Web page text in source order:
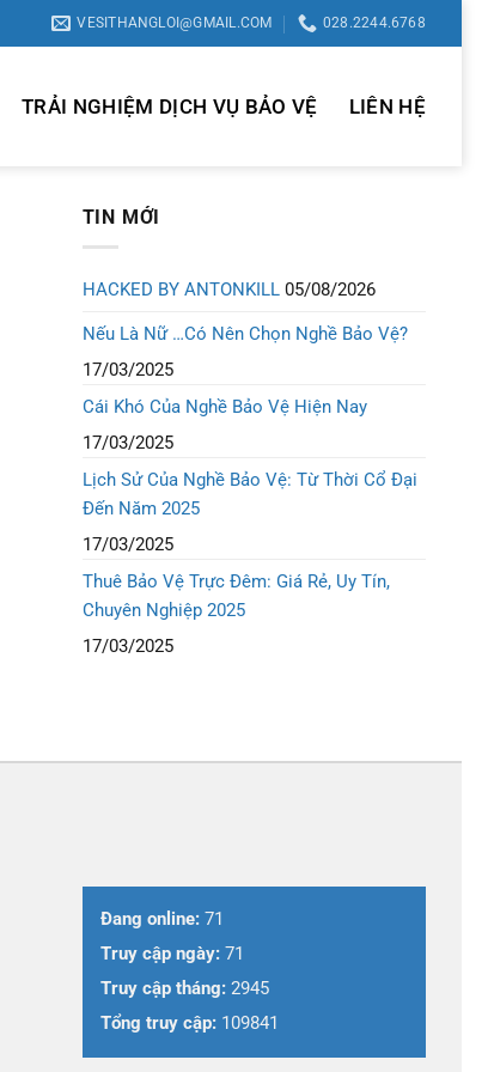
VESITHANGLOI@GMAIL.COM 028.2244.6768
TRẢI NGHIỆM DỊCH VỤ BẢO VỆ LIÊN HỆ
TIN MỚI
HACKED BY ANTONKILL 05/08/2026
Nếu Là Nữ …Có Nên Chọn Nghề Bảo Vệ?
17/03/2025
Cái Khó Của Nghề Bảo Vệ Hiện Nay
17/03/2025
Lịch Sử Của Nghề Bảo Vệ: Từ Thời Cổ Đại
Đến Năm 2025
17/03/2025
Thuê Bảo Vệ Trực Đêm: Giá Rẻ, Uy Tín,
Chuyên Nghiệp 2025
17/03/2025
Đang online:71
Truy cập ngày:71
Truy cập tháng:2945
Tổng truy cập:109841